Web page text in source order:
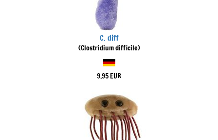
C. diff
(Clostridium difficile)
9,95 EUR